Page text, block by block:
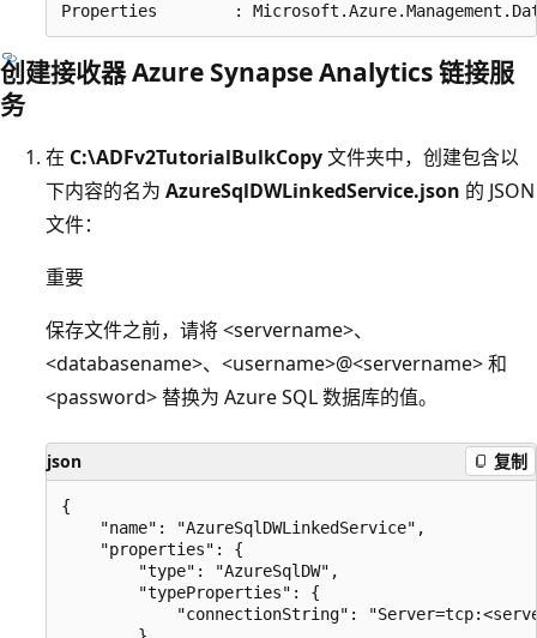
创建接收器 Azure Synapse Analytics 链接服
务
在 C:\ADFv2TutorialBulkCopy文件夹中，创建包含以
下内容的名为 AzureSqlDWLinkedService.json 的 JSON
文件：
重要
保存文件之前，请将 <servername>、
<databasename>、<username>@<servername> 和
<password> 替换为 Azure SQL 数据库的值。
json 复制
{
    "name": "AzureSqlDWLinkedService",
    "properties": {
        "type": "AzureSqlDW",
        "typeProperties": {
"connectionString":